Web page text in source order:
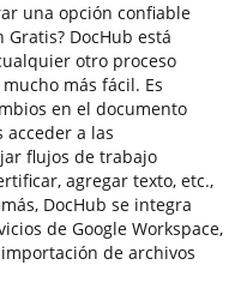
una opción confiable
DocHub está
otro proceso
más fácil. Es
en el documento
acceder a las
flujos de trabajo
agregar texto, etc.,
DocHub se integra
de Google Workspace,
de archivos